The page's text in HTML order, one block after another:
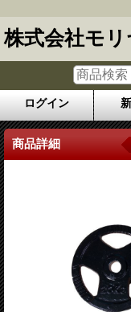
株式会社モリ
ログイン
商品詳細